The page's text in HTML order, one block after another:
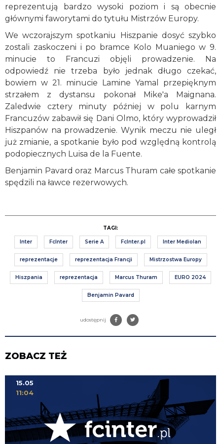
reprezentują bardzo wysoki poziom i są obecnie
głównymi faworytami do tytułu Mistrzów Europy.
We wczorajszym spotkaniu Hiszpanie dosyć szybko
zostali zaskoczeni i po bramce Kolo Muaniego w 9.
minucie to Francuzi objęli prowadzenie. Na
odpowiedź nie trzeba było jednak długo czekać,
bowiem w 21. minucie Lamine Yamal przepięknym
strzałem z dystansu pokonał Mike'a Maignana.
Zaledwie cztery minuty później w polu karnym
Francuzów zabawił się Dani Olmo, który wyprowadził
Hiszpanów na prowadzenie. Wynik meczu nie uległ
już zmianie, a spotkanie było pod względną kontrolą
podopiecznych Luisa de la Fuente.
Benjamin Pavard oraz Marcus Thuram całe spotkanie
spędzili na ławce rezerwowych.
TAGI:
Inter FcInter Serie A FcInter.pl Inter Mediolan
reprezentacje reprezentacja Francji Mistrzostwa Europy
Hiszpania reprezentacja Marcus Thuram EURO 2024
Benjamin Pavard
udostępnij
ZOBACZ TEŻ
15.05
11:04